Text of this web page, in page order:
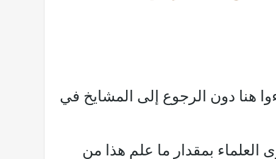
هنا دون الرجوع إلى المشايخ في
بمقدار ما علم هذا من